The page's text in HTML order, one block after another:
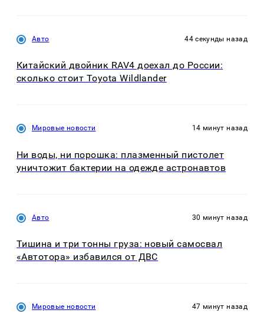
Авто 44 секунды назад
Китайский двойник RAV4 доехал до России:
сколько стоит Toyota Wildlander
Мировые новости 14 минут назад
Ни воды, ни порошка: плазменный пистолет
уничтожит бактерии на одежде астронавтов
Авто 30 минут назад
Тишина и три тонны груза: новый самосвал
«Автотора» избавился от ДВС
Мировые новости 47 минут назад